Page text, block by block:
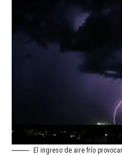
El ingreso de aire frío